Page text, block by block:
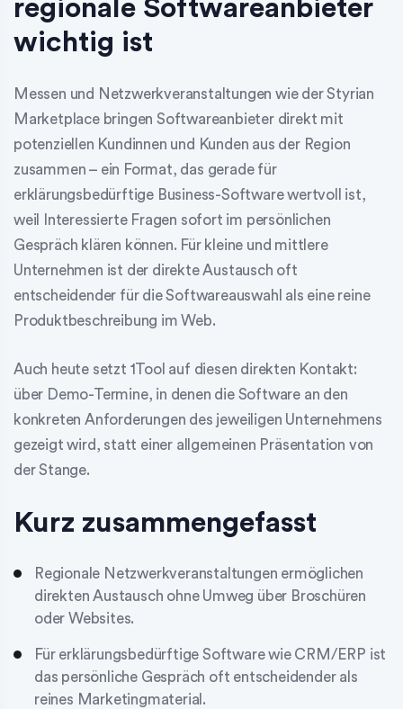
regionale Softwareanbieter
wichtig ist
Messen und Netzwerkveranstaltungen wie der Styrian
Marketplace bringen Softwareanbieter direkt mit
potenziellen Kundinnen und Kunden aus der Region
zusammen – ein Format, das gerade für
erklärungsbedürftige Business-Software wertvoll ist,
weil Interessierte Fragen sofort im persönlichen
Gespräch klären können. Für kleine und mittlere
Unternehmen ist der direkte Austausch oft
entscheidender für die Softwareauswahl als eine reine
Produktbeschreibung im Web.
Auch heute setzt 1Tool auf diesen direkten Kontakt:
über Demo-Termine, in denen die Software an den
konkreten Anforderungen des jeweiligen Unternehmens
gezeigt wird, statt einer allgemeinen Präsentation von
der Stange.
Kurz zusammengefasst
Regionale Netzwerkveranstaltungen ermöglichen
direkten Austausch ohne Umweg über Broschüren
oder Websites.
Für erklärungsbedürftige Software wie CRM/ERP ist
das persönliche Gespräch oft entscheidender als
reines Marketingmaterial.